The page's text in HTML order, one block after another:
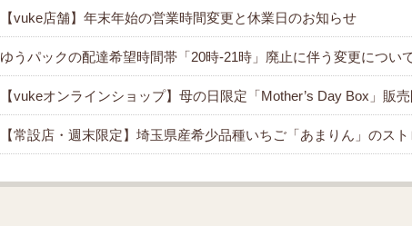
【vuke店舗】年末年始の営業時間変更と休業日のお知らせ
ゆうパックの配達希望時間帯「20時-21時」廃止に伴う変更につい
【vukeオンラインショップ】母の日限定「Mother’s Day Box」販
【常設店・週末限定】埼玉県産希少品種いちご「あまりん」のス